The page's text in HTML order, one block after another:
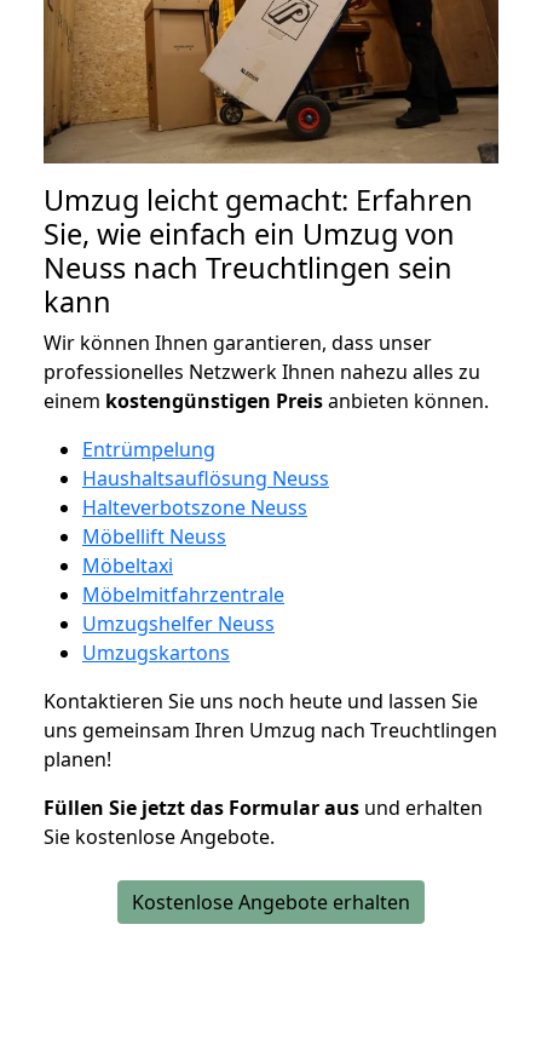
Umzug leicht gemacht: Erfahren
Sie, wie einfach ein Umzug von
Neuss nach Treuchtlingen sein
kann
Wir können Ihnen garantieren, dass unser
professionelles Netzwerk Ihnen nahezu alles zu
einem kostengünstigen Preisanbieten können.
Entrümpelung
Haushaltsauflösung Neuss
Halteverbotszone Neuss
Möbellift Neuss
Möbeltaxi
Möbelmitfahrzentrale
Umzugshelfer Neuss
Umzugskartons
Kontaktieren Sie uns noch heute und lassen Sie
uns gemeinsam Ihren Umzug nach Treuchtlingen
planen!
Füllen Sie jetzt das Formular aus und erhalten
Sie kostenlose Angebote.
Kostenlose Angebote erhalten